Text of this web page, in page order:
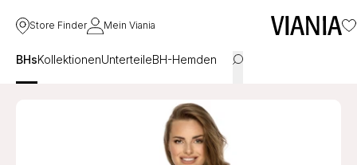
Store Finder Mein Viania
BHsKollektionenUnterteileBH-Hemden